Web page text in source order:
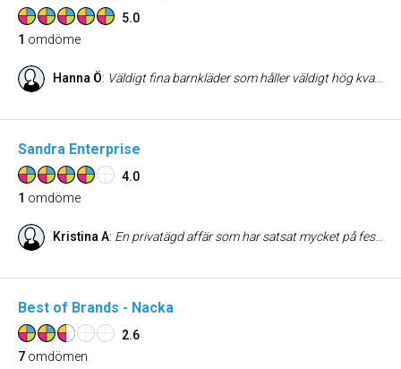
5.0
1 omdöme
Hanna Ö: Väldigt fina barnkläder som håller väldigt hög kvalitet! Kläderna håller dessutom många många tvättar. Jättetrevlig personal. Som en bonus säljer de också robottejp för 45 kronor!!
Sandra Enterprise
4.0
1 omdöme
Kristina A: En privatägd affär som har satsat mycket på festkläder för barn, underbara prinsessklänningar som liknar konsverk!Och små kostymer, man häpnar. Är supernöjd med mina klänningar
Best of Brands - Nacka
2.6
7 omdömen